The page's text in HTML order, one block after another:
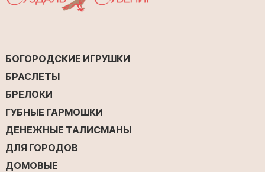
БОГОРОДСКИЕ ИГРУШКИ
БРАСЛЕТЫ
БРЕЛОКИ
ГУБНЫЕ ГАРМОШКИ
ДЕНЕЖНЫЕ ТАЛИСМАНЫ
ДЛЯ ГОРОДОВ
ДОМОВЫЕ